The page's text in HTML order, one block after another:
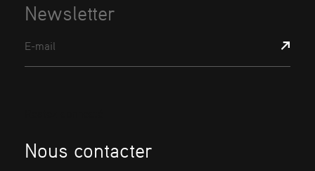
Newsletter
E-mail
Nous contacter